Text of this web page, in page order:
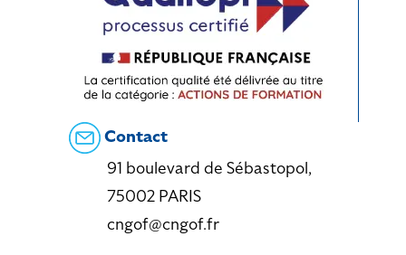
Contact
91 boulevard de Sébastopol,
75002 PARIS
cngof@cngof.fr